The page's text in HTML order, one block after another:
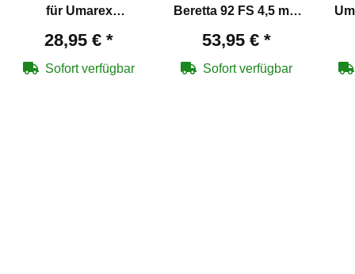
für Umarex
28,95 € *
Sofort verfügbar
Beretta 92 FS 4,5 mm
53,95 € *
Sofort verfügbar